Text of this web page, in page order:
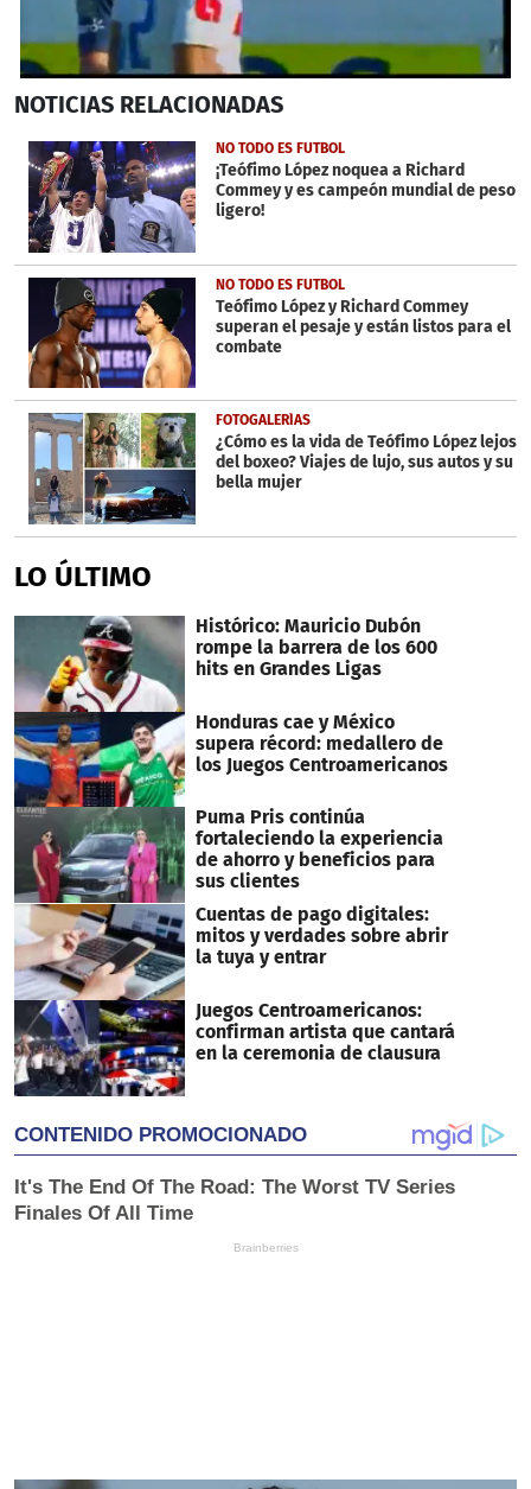
seconds
30
seconds
NOTICIAS RELACIONADAS
NO TODO ES FUTBOL
¡Teófimo López noquea a Richard
Commey y es campeón mundial de peso
ligero!
NO TODO ES FUTBOL
Teófimo López y Richard Commey
superan el pesaje y están listos para el
combate
FOTOGALERÍAS
¿Cómo es la vida de Teófimo López lejos
del boxeo? Viajes de lujo, sus autos y su
bella mujer
LO ÚLTIMO
Histórico: Mauricio Dubón
rompe la barrera de los 600
hits en Grandes Ligas
Honduras cae y México
supera récord: medallero de
los Juegos Centroamericanos
Puma Pris continúa
fortaleciendo la experiencia
de ahorro y beneficios para
sus clientes
Cuentas de pago digitales:
mitos y verdades sobre abrir
la tuya y entrar
Juegos Centroamericanos:
confirman artista que cantará
en la ceremonia de clausura